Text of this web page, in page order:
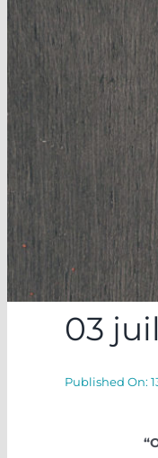
03
Published On: